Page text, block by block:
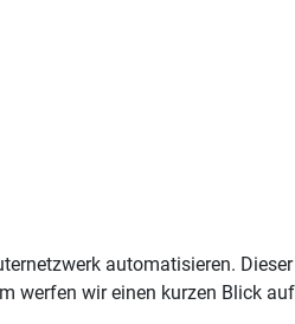
automatisieren.
werfen wir einen kurzen Blick auf